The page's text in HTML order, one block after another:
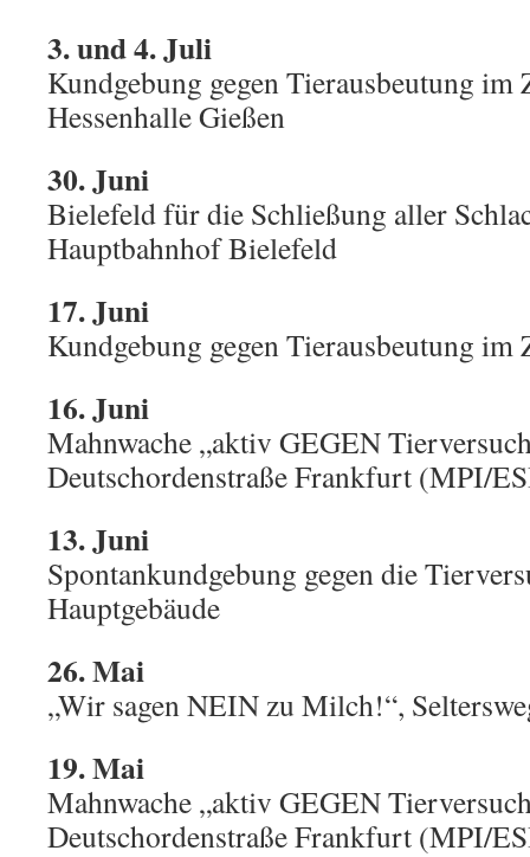
3. und 4. Juli
Kundgebung gegen Tierausbeutung
Hessenhalle Gießen
30. Juni
Bielefeld für die Schließung aller
Hauptbahnhof Bielefeld
17. Juni
Kundgebung gegen Tierausbeutung
16. Juni
Mahnwache „aktiv GEGEN
Deutschordenstraße Frankfurt (MPI/
13. Juni
Spontankundgebung gegen die
Hauptgebäude
26. Mai
„Wir sagen NEIN zu Milch!“,
19. Mai
Mahnwache „aktiv GEGEN
Deutschordenstraße Frankfurt (MPI/